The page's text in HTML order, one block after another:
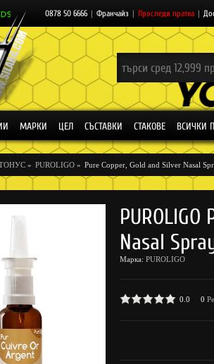
0878 50 6666 | Франчайз | Проследи пратка |
МАРКИ ЦЕЛ СЪСТАВКИ СТАКОВЕ ВСИЧКИ
» PUROLIGO » Pure Copper, Gold and Silver Nasal
Nasal
Марка: PUROLIGO
0.0 0